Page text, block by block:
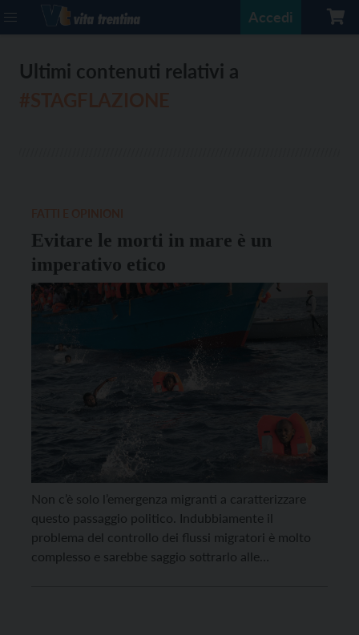
Accedi
Ultimi contenuti relativi a
Evitare le morti in mare è un
imperativo etico
Non c’è solo l’emergenza migranti a caratterizzare
questo passaggio politico. Indubbiamente il
problema del controllo dei flussi migratori è molto
complesso e sarebbe saggio sottrarlo alle